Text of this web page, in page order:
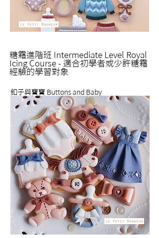
糖霜進階班 Intermediate Level Royal
Icing Course - 適合初學者或少許糖霜
經驗的學習對象
釦子與寶寶 Buttons and Baby